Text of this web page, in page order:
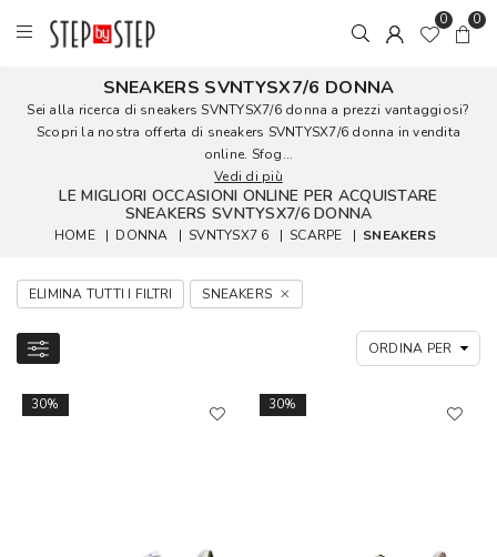
0 0
SNEAKERS SVNTYSX7/6 DONNA
Sei alla ricerca di sneakers SVNTYSX7/6 donna a prezzi vantaggiosi?
Scopri la nostra offerta di sneakers SVNTYSX7/6 donna in vendita
online. Sfog...
Vedi di più
LE MIGLIORI OCCASIONI ONLINE PER ACQUISTARE
SNEAKERS SVNTYSX7/6 DONNA
HOME | DONNA | SVNTYSX7 6 | SCARPE | SNEAKERS
ELIMINA TUTTI I FILTRI SNEAKERS
30% 30%